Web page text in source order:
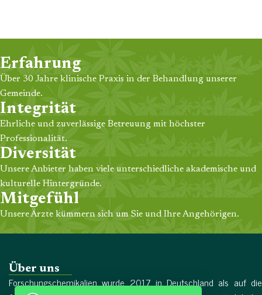
Erfahrung
Über 30 Jahre klinische Praxis in der Behandlung unserer
Gemeinde.
Integrität
Ehrliche und zuverlässige Betreuung mit höchster
Professionalität.
Diversität
Unsere Anbieter haben viele unterschiedliche akademische und
kulturelle Hintergründe.
Mitgefühl
Unsere Ärzte kümmern sich um Sie und Ihre Angehörigen.
Über uns
Forschungschemikalien wurde 2017 in Deutschland als auf die